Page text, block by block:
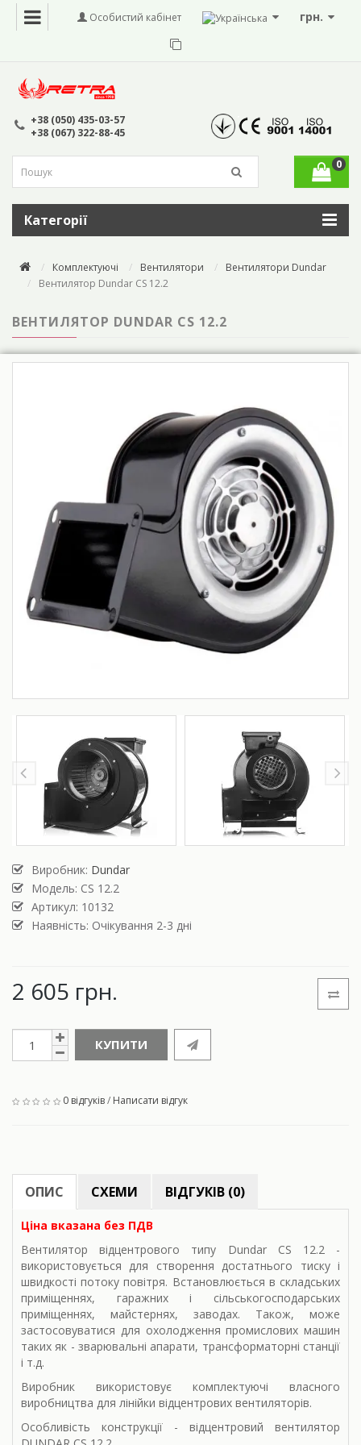
грн.
Особистий кабінет
+38 (050) 435-03-57
+38 (067) 322-88-45
0
Категорії
Комплектуючі Вентилятори
Вентилятори Dundar
Вентилятор Dundar CS 12.2
ВЕНТИЛЯТОР DUNDAR CS 12.2
Виробник: Dundar
Модель: CS 12.2
Артикул: 10132
Наявність: Очікування 2-3 дні
2 605 грн.
КУПИТИ
0 відгуків/ Написати відгук
ОПИС СХЕМИ ВІДГУКІВ (0)
Ціна вказана без ПДВ
Вентилятор відцентрового типу Dundar CS 12.2 -
використовується для створення достатнього тиску і
швидкості потоку повітря. Встановлюється в складських
приміщеннях, гаражних і сільськогосподарських
приміщеннях, майстернях, заводах. Також, може
застосовуватися для охолодження промислових машин
таких як - зварювальні апарати, трансформаторні станції
і т.д.
Виробник використовує комплектуючі власного
виробництва для лінійки відцентрових вентиляторів.
Особливість конструкції - відцентровий вентилятор